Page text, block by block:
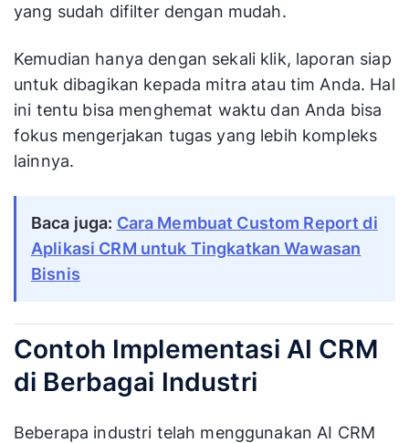
yang sudah difilter dengan mudah.
Kemudian hanya dengan sekali klik, laporan siap
untuk dibagikan kepada mitra atau tim Anda. Hal
ini tentu bisa menghemat waktu dan Anda bisa
fokus mengerjakan tugas yang lebih kompleks
lainnya.
Baca juga: Cara Membuat Custom Report di
Aplikasi CRM untuk Tingkatkan Wawasan
Bisnis
Contoh Implementasi AI CRM
di Berbagai Industri
Beberapa industri telah menggunakan AI CRM